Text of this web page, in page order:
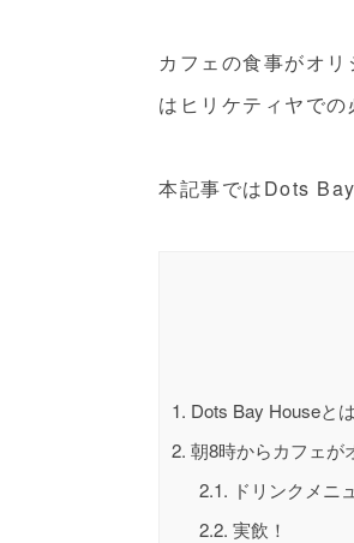
カフェの食事がオ
はヒリケティヤでの
本記事ではDots
1. Dots Bay Houseと
2. 朝8時からカフェが
2.1. ドリンクメニ
2.2. 実飲！